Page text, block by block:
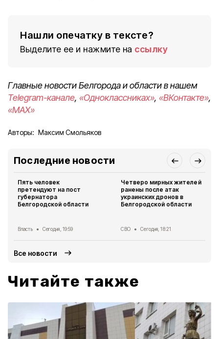
Нашли опечатку в тексте?
Выделите ее и нажмите на ссылку
Главные новости Белгорода и области в нашем
Telegram-канале, «Одноклассниках», «ВКонтакте»,
«MAX»
Авторы: Максим Смольяков
Последние новости
Пять человек
претендуют на пост
губернатора
Белгородской области
Власть Сегодня, 19:59
Четверо мирных жителей
ранены после атак
украинских дронов в
Белгородской области
СВО Сегодня, 18:21
Все новости
Читайте также